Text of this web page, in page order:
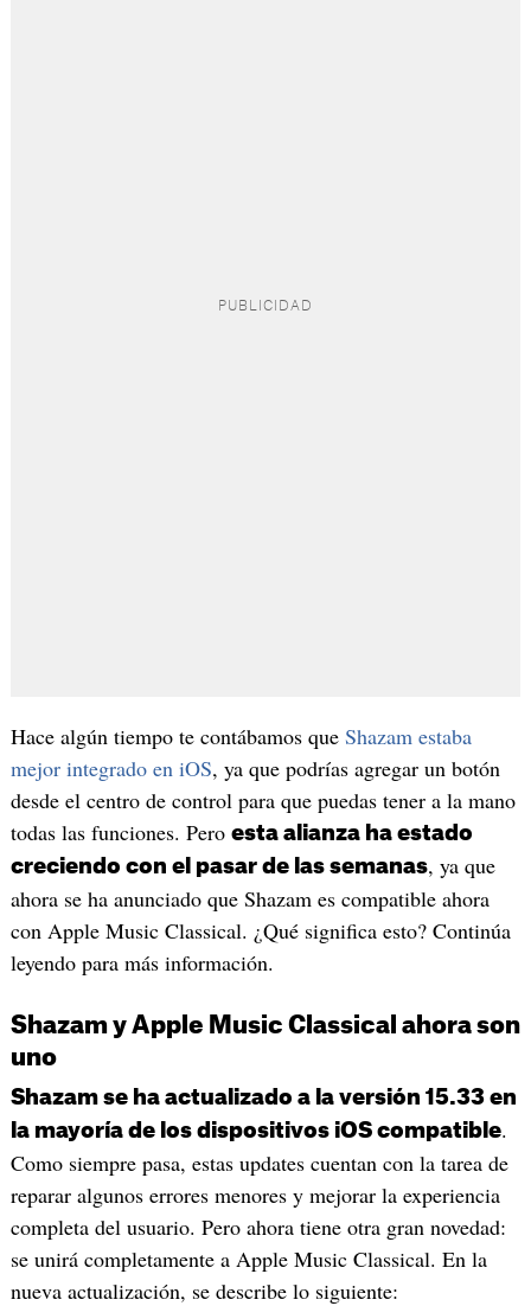
Hace algún tiempo te contábamos que Shazam estaba
mejor integrado en iOS, ya que podrías agregar un botón
desde el centro de control para que puedas tener a la mano
todas las funciones. Pero esta alianza ha estado
creciendo con el pasar de las semanas, ya que
ahora se ha anunciado que Shazam es compatible ahora
con Apple Music Classical. ¿Qué significa esto? Continúa
leyendo para más información.
Shazam y Apple Music Classical ahora son
uno
Shazam se ha actualizado a la versión 15.33 en
la mayoría de los dispositivos iOS compatible.
Como siempre pasa, estas updates cuentan con la tarea de
reparar algunos errores menores y mejorar la experiencia
completa del usuario. Pero ahora tiene otra gran novedad:
se unirá completamente a Apple Music Classical. En la
nueva actualización, se describe lo siguiente: